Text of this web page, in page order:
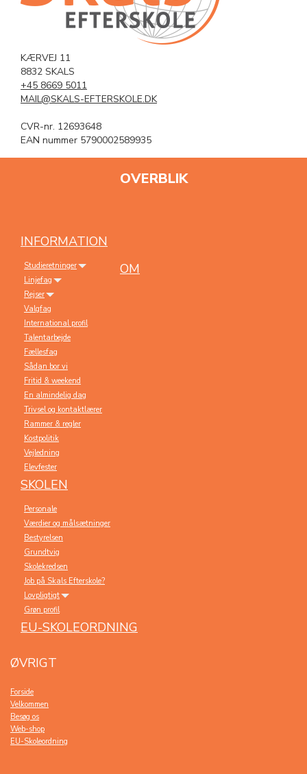
KÆRVEJ 11
8832 SKALS
+45 8669 5011
MAIL@SKALS-EFTERSKOLE.DK
CVR-nr. 12693648
EAN nummer 5790002589935
OVERBLIK
INFORMATION
Studieretninger
Linjefag
Rejser
Valgfag
International profil
Talentarbejde
Fællesfag
Sådan bor vi
Fritid & weekend
En almindelig dag
Trivsel og kontaktlærer
Rammer & regler
Kostpolitik
Vejledning
Elevfester
OM
SKOLEN
Personale
Værdier og målsætninger
Bestyrelsen
Grundtvig
Skolekredsen
Job på Skals Efterskole?
Lovpligtigt
Grøn profil
EU-SKOLEORDNING
ØVRIGT
Forside
Velkommen
Besøg os
Web-shop
EU-Skoleordning